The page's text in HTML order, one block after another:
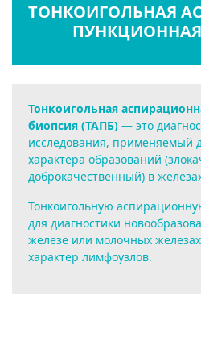
ТОНКОИГОЛЬНАЯ
Тонкоигольная
биопсия (ТАПБ) — это
исследования, применяемый
характера образований
доброкачественный) в
Тонкоигольную
для диагностики
железе или молочных
характер лимфоузлов.